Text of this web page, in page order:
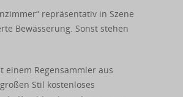
repräsentativ in Szene
Bewässerung. Sonst stehen
einem Regensammler aus
Stil kostenloses